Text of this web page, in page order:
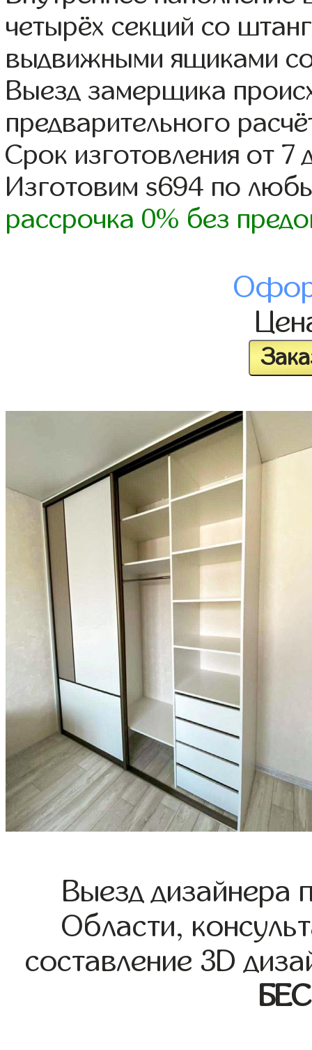
четырёх секций со
выдвижными ящиками
Выезд замерщика
предварительного
Срок изготовления от 7
Изготовим s694 по
рассрочка 0% без
Выезд дизайнера
Области,
составление 3D